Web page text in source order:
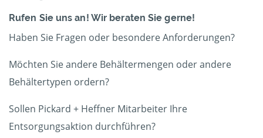
Rufen Sie uns an! Wir beraten Sie gerne!
Haben Sie Fragen oder besondere Anforderungen?
Möchten Sie andere Behältermengen oder andere
Behältertypen ordern?
Sollen Pickard + Heffner Mitarbeiter Ihre
Entsorgungsaktion durchführen?